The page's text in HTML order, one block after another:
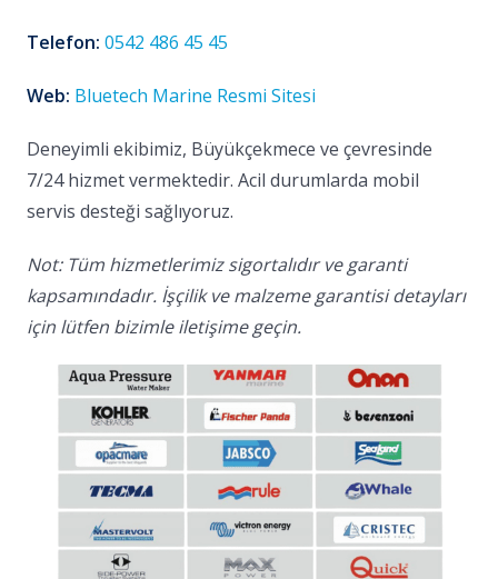
Telefon: 0542 486 45 45
Web: Bluetech Marine Resmi Sitesi
Deneyimli ekibimiz, Büyükçekmece ve çevresinde
7/24 hizmet vermektedir. Acil durumlarda mobil
servis desteği sağlıyoruz.
Not: Tüm hizmetlerimiz sigortalıdır ve garanti
kapsamındadır. İşçilik ve malzeme garantisi detayları
için lütfen bizimle iletişime geçin.